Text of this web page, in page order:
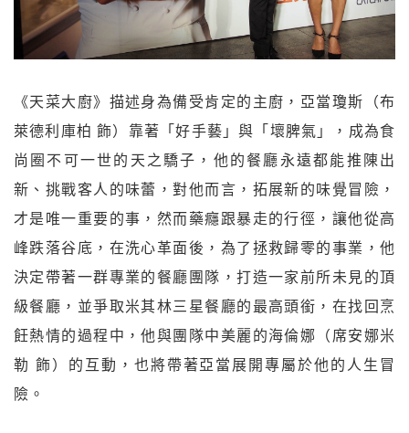
《天菜大廚》描述身為備受肯定的主廚，亞當瓊斯（布
萊德利庫柏 飾）靠著「好手藝」與「壞脾氣」，成為食
尚圈不可一世的天之驕子，他的餐廳永遠都能推陳出
新、挑戰客人的味蕾，對他而言，拓展新的味覺冒險，
才是唯一重要的事，然而藥癮跟暴走的行徑，讓他從高
峰跌落谷底，在洗心革面後，為了拯救歸零的事業，他
決定帶著一群專業的餐廳團隊，打造一家前所未見的頂
級餐廳，並爭取米其林三星餐廳的最高頭銜，在找回烹
飪熱情的過程中，他與團隊中美麗的海倫娜（席安娜米
勒 飾）的互動，也將帶著亞當展開專屬於他的人生冒
險。